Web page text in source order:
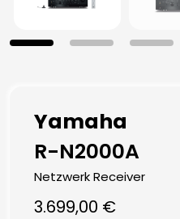
Yamaha
R-N2000A
Netzwerk Receiver
3.699,00 €